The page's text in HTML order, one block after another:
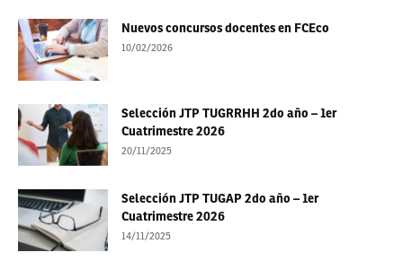
Nuevos concursos docentes en FCEco
10/02/2026
Selección JTP TUGRRHH 2do año – 1er
Cuatrimestre 2026
20/11/2025
Selección JTP TUGAP 2do año – 1er
Cuatrimestre 2026
14/11/2025